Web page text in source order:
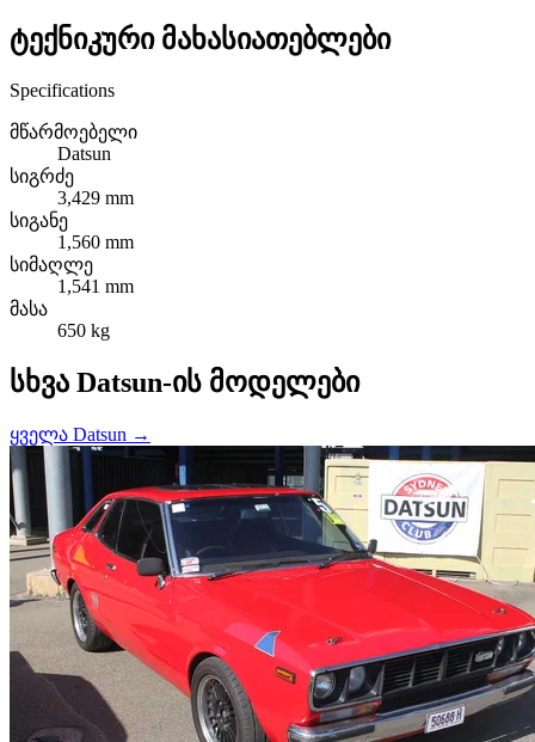
ტექნიკური მახასიათებლები
Specifications
მწარმოებელი
Datsun
სიგრძე
3,429 mm
სიგანე
1,560 mm
სიმაღლე
1,541 mm
მასა
650 kg
სხვა Datsun-ის მოდელები
ყველა Datsun →